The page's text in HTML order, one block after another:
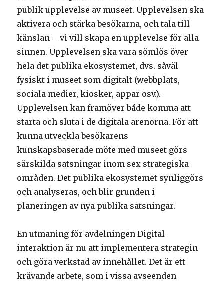
publik upplevelse av museet. Upplevelsen ska
aktivera och stärka besökarna, och tala till
känslan – vi vill skapa en upplevelse för alla
sinnen. Upplevelsen ska vara sömlös över
hela det publika ekosystemet, dvs. såväl
fysiskt i museet som digitalt (webbplats,
sociala medier, kiosker, appar osv.).
Upplevelsen kan framöver både komma att
starta och sluta i de digitala arenorna. För att
kunna utveckla besökarens
kunskapsbaserade möte med museet görs
särskilda satsningar inom sex strategiska
områden. Det publika ekosystemet synliggörs
och analyseras, och blir grunden i
planeringen av nya publika satsningar.
En utmaning för avdelningen Digital
interaktion är nu att implementera strategin
och göra verkstad av innehållet. Det är ett
krävande arbete, som i vissa avseenden